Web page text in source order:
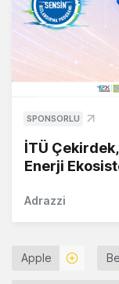
SPONSORLU
İTÜ
Enerji
Adrazzi
Apple